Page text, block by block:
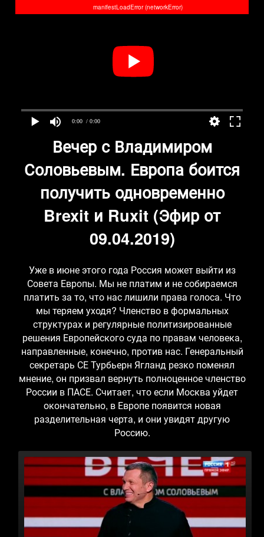
0:00 / 0:00
manifestLoadError (networkError)
Вечер с Владимиром
Соловьевым. Европа боится
получить одновременно
Brexit и Ruxit (Эфир от
09.04.2019)
Уже в июне этого года Россия может выйти из
Совета Европы. Мы не платим и не собираемся
платить за то, что нас лишили права голоса. Что
мы теряем уходя? Членство в формальных
структурах и регулярные политизированные
решения Европейского суда по правам человека,
направленные, конечно, против нас. Генеральный
секретарь СЕ Турбьерн Ягланд резко поменял
мнение, он призвал вернуть полноценное членство
России в ПАСЕ. Считает, что если Москва уйдет
окончательно, в Европе появится новая
разделительная черта, и они увидят другую
Россию.